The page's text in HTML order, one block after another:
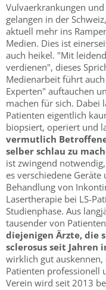
Vulvaerkrankungen
gelangen in der
aktuell mehr ins
Medien. Dies ist
auch heikel. "Mit
verdienen", dieses
Medienarbeit führt
Experten" auftauchen
machen für sich. Dabei
Patienten eigentlich
biopsiert, operiert und
vermutlich
selber schlau zu
ist zwingend
es verschiedene
Behandlung von
Lasertherapie bei LS-
Studienphase. Aus
tausender von
diejenigen Ärzte, die
sclerosus seit Jahren
wirklich gut
Patienten professionell
Verein wird seit 2013